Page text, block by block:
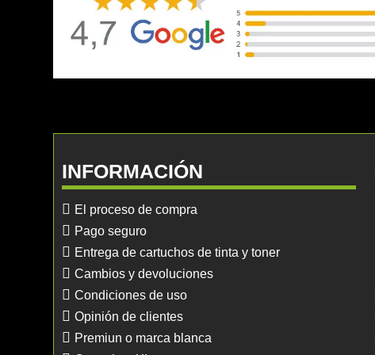
INFORMACIÓN
El proceso de compra
Pago seguro
Entrega de cartuchos de tinta y toner
Cambios y devoluciones
Condiciones de uso
Opinión de clientes
Premiun o marca blanca